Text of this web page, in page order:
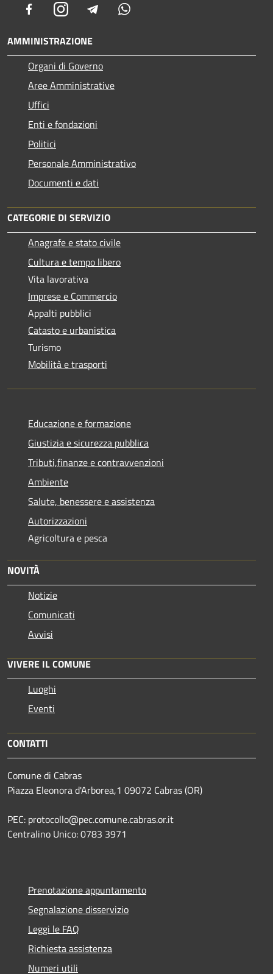
FacebookInstagram Telegram
AMMINISTRAZIONE
Organi di Governo
Aree Amministrative
Uffici
Enti e fondazioni
Politici
Personale Amministrativo
Documenti e dati
CATEGORIE DI SERVIZIO
Anagrafe e stato civile
Cultura e tempo libero
Vita lavorativa
Imprese e Commercio
Appalti pubblici
Catasto e urbanistica
Turismo
Mobilità e trasporti
Educazione e formazione
Giustizia e sicurezza pubblica
Tributi,finanze e contravvenzioni
Ambiente
Salute, benessere e assistenza
Autorizzazioni
Agricoltura e pesca
NOVITÀ
Notizie
Comunicati
Avvisi
VIVERE IL COMUNE
Luoghi
Eventi
CONTATTI
Comune di Cabras
Piazza Eleonora d'Arborea,1 09072 Cabras (OR)
PEC: protocollo@pec.comune.cabras.or.it
Centralino Unico: 0783 3971
Prenotazione appuntamento
Segnalazione disservizio
Leggi le FAQ
Richiesta assistenza
Numeri utili